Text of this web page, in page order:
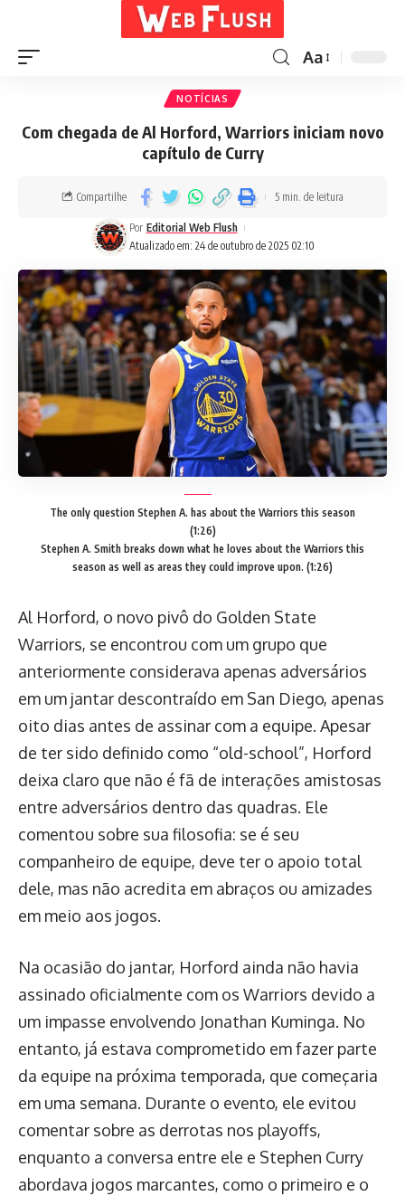
Aa
NOTÍCIAS
Com chegada de Al Horford, Warriors iniciam novo
capítulo de Curry
Atualizado em: 24 de outubro de 2025 02:10
Por Editorial Web Flush
Compartilhe 5 min. de leitura
The only question Stephen A. has about the Warriors this season
(1:26)
Stephen A. Smith breaks down what he loves about the Warriors this
season as well as areas they could improve upon. (1:26)
Al Horford, o novo pivô do Golden State
Warriors, se encontrou com um grupo que
anteriormente considerava apenas adversários
em um jantar descontraído em San Diego, apenas
oito dias antes de assinar com a equipe. Apesar
de ter sido definido como “old-school”, Horford
deixa claro que não é fã de interações amistosas
entre adversários dentro das quadras. Ele
comentou sobre sua filosofia: se é seu
companheiro de equipe, deve ter o apoio total
dele, mas não acredita em abraços ou amizades
em meio aos jogos.
Na ocasião do jantar, Horford ainda não havia
assinado oficialmente com os Warriors devido a
um impasse envolvendo Jonathan Kuminga. No
entanto, já estava comprometido em fazer parte
da equipe na próxima temporada, que começaria
em uma semana. Durante o evento, ele evitou
comentar sobre as derrotas nos playoffs,
enquanto a conversa entre ele e Stephen Curry
abordava jogos marcantes, como o primeiro e o